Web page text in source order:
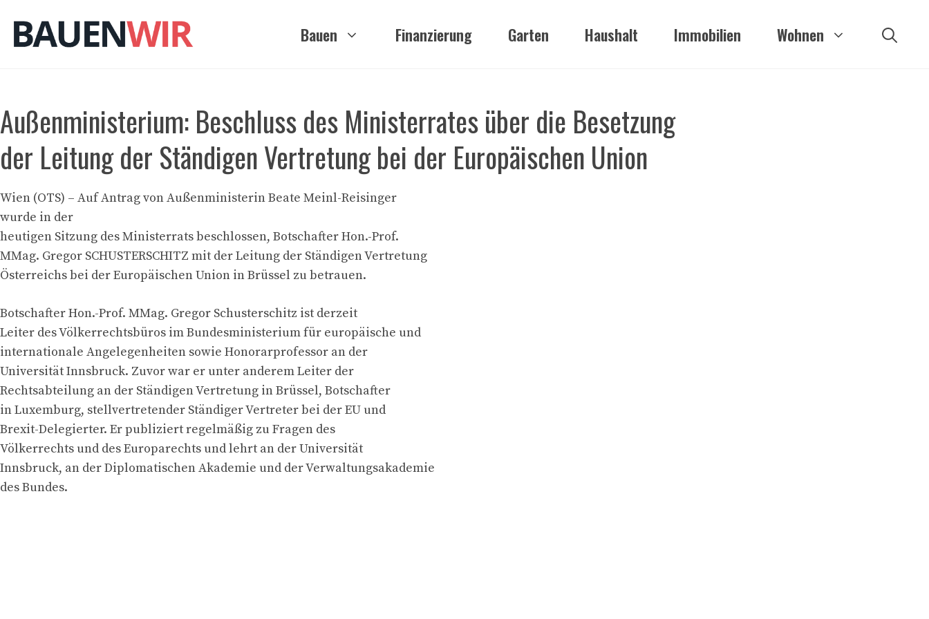
Inhalt
springen
Bauen Finanzierung Garten Haushalt Immobilien Wohnen
Außenministerium: Beschluss des Ministerrates über die Besetzung
der Leitung der Ständigen Vertretung bei der Europäischen Union
Wien (OTS) – Auf Antrag von Außenministerin Beate Meinl-Reisinger
wurde in der
heutigen Sitzung des Ministerrats beschlossen, Botschafter Hon.-Prof.
MMag. Gregor SCHUSTERSCHITZ mit der Leitung der Ständigen Vertretung
Österreichs bei der Europäischen Union in Brüssel zu betrauen.
Botschafter Hon.-Prof. MMag. Gregor Schusterschitz ist derzeit
Leiter des Völkerrechtsbüros im Bundesministerium für europäische und
internationale Angelegenheiten sowie Honorarprofessor an der
Universität Innsbruck. Zuvor war er unter anderem Leiter der
Rechtsabteilung an der Ständigen Vertretung in Brüssel, Botschafter
in Luxemburg, stellvertretender Ständiger Vertreter bei der EU und
Brexit-Delegierter. Er publiziert regelmäßig zu Fragen des
Völkerrechts und des Europarechts und lehrt an der Universität
Innsbruck, an der Diplomatischen Akademie und der Verwaltungsakademie
des Bundes.